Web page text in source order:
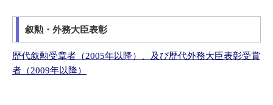
叙勲・外務大臣表彰
歴代叙勲受章者（2005年以降）、及び​歴代外務大臣表彰受賞
者（2009年以降）